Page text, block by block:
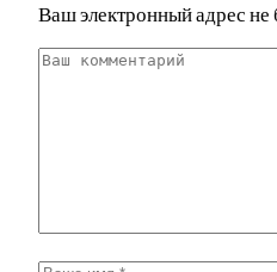
Ваш электронный адрес не